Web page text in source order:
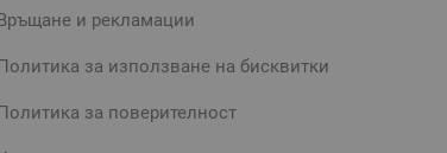
и рекламации
за използване на бисквитки
за поверителност